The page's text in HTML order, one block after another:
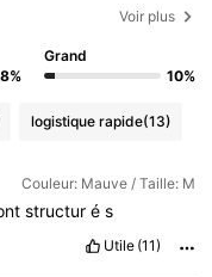
Voir plus
Grand
10%
logistique rapide(13)
Couleur: Mauve / Taille: M
structur é s
Utile (11)